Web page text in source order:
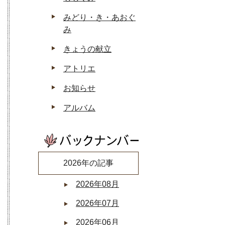
みどり・き・あおぐ
み
きょうの献立
アトリエ
お知らせ
アルバム
2026年の記事
2026年08月
2026年07月
2026年06月